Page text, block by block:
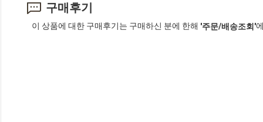
구매후기
이 상품에 대한 구매후기는 구매하신 분에 한해 '주문/배송조회'